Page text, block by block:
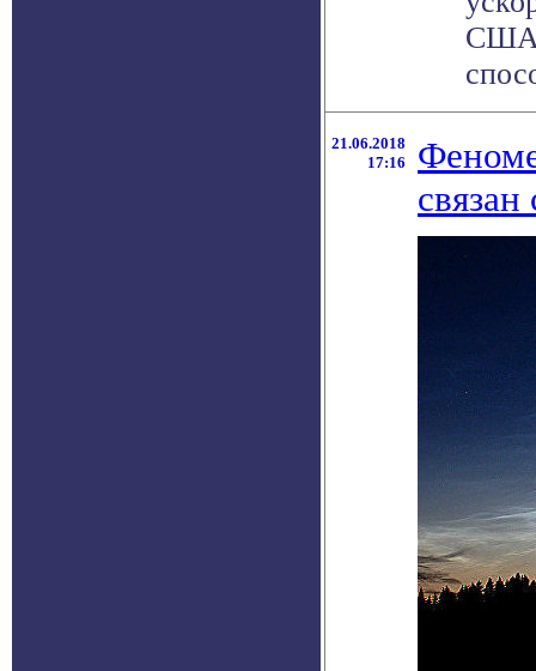
США,
21.06.2018
17:16